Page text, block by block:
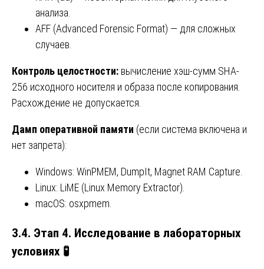
анализа.
AFF (Advanced Forensic Format) — для сложных
случаев.
Контроль целостности: вычисление хэш-сумм SHA-
256 исходного носителя и образа после копирования.
Расхождение не допускается.
Дамп оперативной памяти (если система включена и
нет запрета):
Windows: WinPMEM, DumpIt, Magnet RAM Capture.
Linux: LiME (Linux Memory Extractor).
macOS: osxpmem.
3.4. Этап 4. Исследование в лабораторных
условиях 🧪